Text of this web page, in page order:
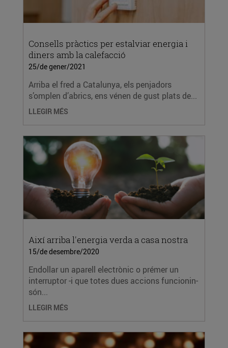
Consells pràctics per estalviar energia i
diners amb la calefacció
25/de gener/2021
Arriba el fred a Catalunya, els penjadors
s’omplen d’abrics, ens vénen de gust plats de...
LLEGIR MÉS
Així arriba l'energia verda a casa nostra
15/de desembre/2020
Endollar un aparell electrònic o prémer un
interruptor -i que totes dues accions funcionin-
són...
LLEGIR MÉS